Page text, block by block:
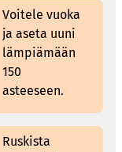
Voitele vuoka
ja aseta uuni
lämpiämään
150
asteeseen.
Ruskista